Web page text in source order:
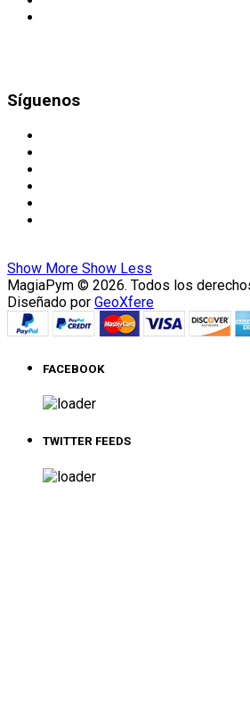
Síguenos
Show More Show Less
MagiaPym © 2026. Todos los
Diseñado por GeoXfere
FACEBOOK
TWITTER FEEDS